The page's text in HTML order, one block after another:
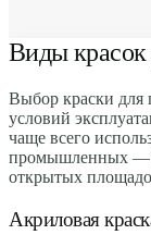
Виды красок
Выбор краски для
условий
чаще всего
промышленных —
открытых
Акриловая